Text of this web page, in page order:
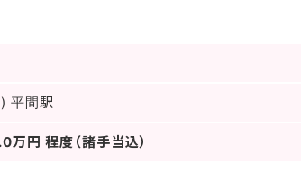
平間駅
円 程度（諸手当込）